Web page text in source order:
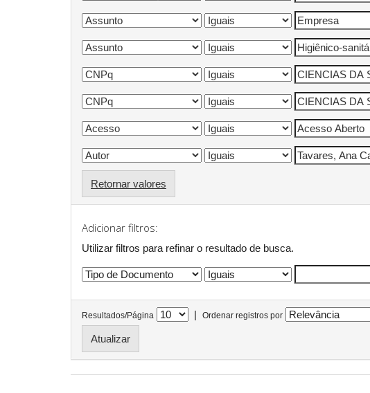
Retornar valores
Adicionar filtros:
Utilizar filtros para refinar o resultado de busca.
Resultados/Página | Ordenar registros por